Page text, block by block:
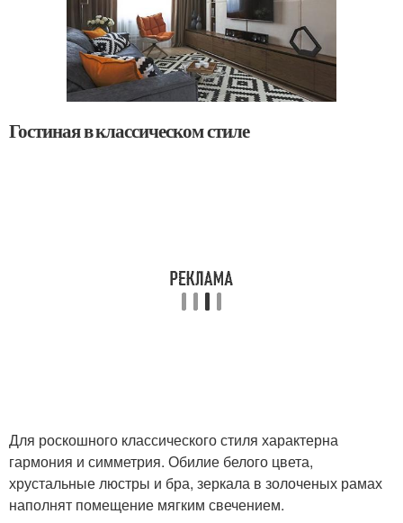
Гостиная в классическом стиле
Для роскошного классического стиля характерна
гармония и симметрия. Обилие белого цвета,
хрустальные люстры и бра, зеркала в золоченых рамах
наполнят помещение мягким свечением.